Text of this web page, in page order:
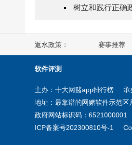
树立和践行正确
返水政策： 赛事推荐
住房和城乡建设
教育部
软件评测
主办：十大网赌app排行榜
承
地址：最靠谱的网赌软件示范区
政府网站标识码：6521000001
ICP备案号202300810号-1